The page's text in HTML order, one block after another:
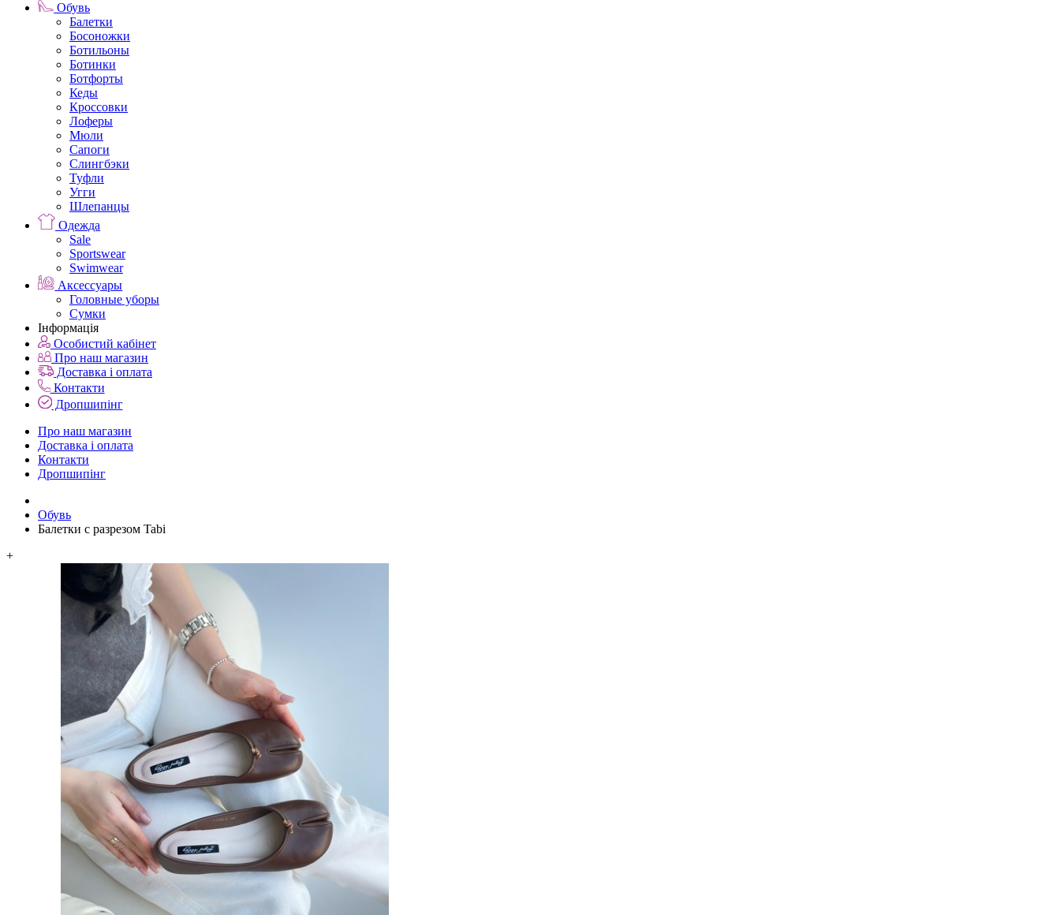
Обувь
Балетки
Босоножки
Ботильоны
Ботинки
Ботфорты
Кеды
Кроссовки
Лоферы
Мюли
Сапоги
Слингбэки
Туфли
Угги
Шлепанцы
Одежда
Sale
Sportswear
Swimwear
Аксессуары
Головные уборы
Сумки
Інформація
Особистий кабінет
Про наш магазин
Доставка і оплата
Контакти
Дропшипінг
Про наш магазин
Доставка і оплата
Контакти
Дропшипінг
Обувь
Балетки с разрезом Tabi
+